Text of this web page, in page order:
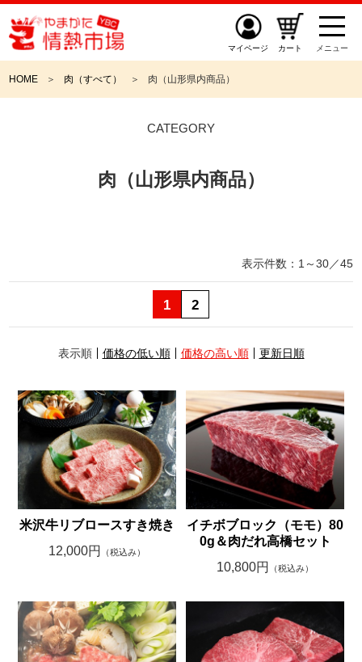
マイページ カート メニュー
HOME 肉（すべて） 肉（山形県内商品）
CATEGORY
肉（山形県内商品）
表示件数： 1～30／45
1 2
E
表示順 価格の低い順 価格の高い順 更新日順
米沢牛リブロースすき焼き
12,000円
（税込み）
イチボブロック（モモ）80
0g＆肉だれ高橋セット
10,800円
（税込み）